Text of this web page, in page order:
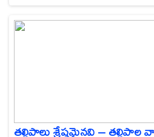
తల్లిపాలు శ్రేష్ఠమైనవి –